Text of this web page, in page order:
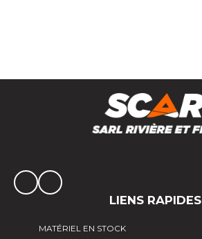
LIENS RAPIDES
MATÉRIEL EN STOCK